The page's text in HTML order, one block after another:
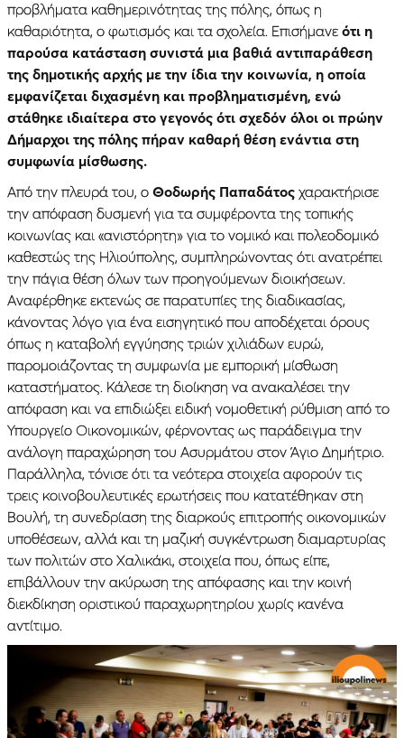
προβλήματα καθημερινότητας της πόλης, όπως η
καθαριότητα, ο φωτισμός και τα σχολεία. Επισήμανε ότι η
παρούσα κατάσταση συνιστά μια βαθιά αντιπαράθεση
της δημοτικής αρχής με την ίδια την κοινωνία, η οποία
εμφανίζεται διχασμένη και προβληματισμένη, ενώ
στάθηκε ιδιαίτερα στο γεγονός ότι σχεδόν όλοι οι πρώην
Δήμαρχοι της πόλης πήραν καθαρή θέση ενάντια στη
συμφωνία μίσθωσης.
Από την πλευρά του, ο Θοδωρής Παπαδάτος χαρακτήρισε
την απόφαση δυσμενή για τα συμφέροντα της τοπικής
κοινωνίας και «ανιστόρητη» για το νομικό και πολεοδομικό
καθεστώς της Ηλιούπολης, συμπληρώνοντας ότι ανατρέπει
την πάγια θέση όλων των προηγούμενων διοικήσεων.
Αναφέρθηκε εκτενώς σε παρατυπίες της διαδικασίας,
κάνοντας λόγο για ένα εισηγητικό που αποδέχεται όρους
όπως η καταβολή εγγύησης τριών χιλιάδων ευρώ,
παρομοιάζοντας τη συμφωνία με εμπορική μίσθωση
καταστήματος. Κάλεσε τη διοίκηση να ανακαλέσει την
απόφαση και να επιδιώξει ειδική νομοθετική ρύθμιση από το
Υπουργείο Οικονομικών, φέρνοντας ως παράδειγμα την
ανάλογη παραχώρηση του Ασυρμάτου στον Άγιο Δημήτριο.
Παράλληλα, τόνισε ότι τα νεότερα στοιχεία αφορούν τις
τρεις κοινοβουλευτικές ερωτήσεις που κατατέθηκαν στη
Βουλή, τη συνεδρίαση της διαρκούς επιτροπής οικονομικών
υποθέσεων, αλλά και τη μαζική συγκέντρωση διαμαρτυρίας
των πολιτών στο Χαλικάκι, στοιχεία που, όπως είπε,
επιβάλλουν την ακύρωση της απόφασης και την κοινή
διεκδίκηση οριστικού παραχωρητηρίου χωρίς κανένα
αντίτιμο.